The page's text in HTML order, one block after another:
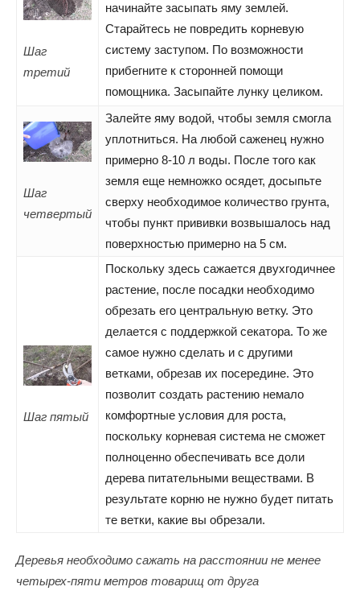
Шаг
третий
начинайте засыпать яму землей.
Старайтесь не повредить корневую
систему заступом. По возможности
прибегните к сторонней помощи
помощника. Засыпайте лунку целиком.
Шаг
четвертый
Залейте яму водой, чтобы земля смогла
уплотниться. На любой саженец нужно
примерно 8-10 л воды. После того как
земля еще немножко осядет, досыпьте
сверху необходимое количество грунта,
чтобы пункт прививки возвышалось над
поверхностью примерно на 5 см.
Шаг пятый
Поскольку здесь сажается двухгодичнее
растение, после посадки необходимо
обрезать его центральную ветку. Это
делается с поддержкой секатора. То же
самое нужно сделать и с другими
ветками, обрезав их посередине. Это
позволит создать растению немало
комфортные условия для роста,
поскольку корневая система не сможет
полноценно обеспечивать все доли
дерева питательными веществами. В
результате корню не нужно будет питать
те ветки, какие вы обрезали.
Деревья необходимо сажать на расстоянии не менее
четырех-пяти метров товарищ от друга